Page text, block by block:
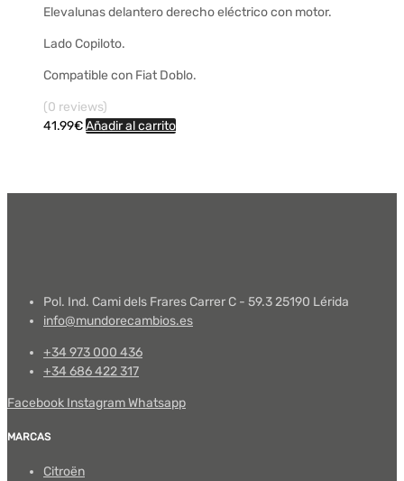
Elevalunas delantero derecho eléctrico con motor.
Lado Copiloto.
Compatible con Fiat Doblo.
(0 reviews)
41.99€Añadir al carrito
Pol. Ind. Cami dels Frares Carrer C - 59.3 25190 Lérida
info@mundorecambios.es
+34 973 000 436
+34 686 422 317
Facebook InstagramWhatsapp
MARCAS
Citroën